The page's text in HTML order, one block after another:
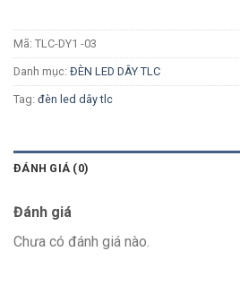
Mã: TLC-DY1 -03
Danh mục: ĐÈN LED DÂY TLC
Tag: đèn led dây tlc
ĐÁNH GIÁ (0)
Đánh giá
Chưa có đánh giá nào.